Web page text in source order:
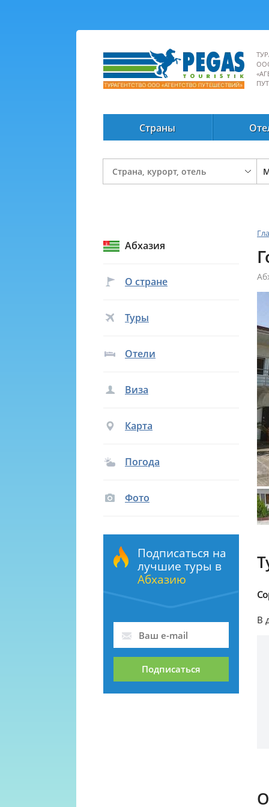
Страны
Абхазия
О стране
Туры
Отели
Виза
Карта
Погода
Фото
Подписаться на
лучшие туры в
Абхазию
Подписаться
В